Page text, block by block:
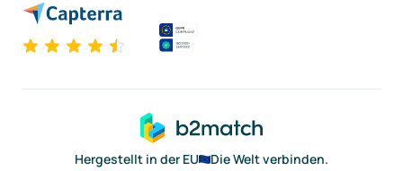
Hergestellt in der EU
Die Welt verbinden.